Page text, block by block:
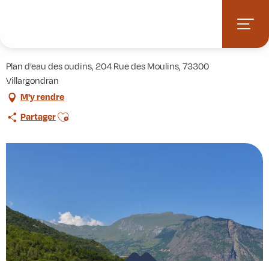
Plan d’eau des oudins, 204 Rue des Moulins, 73300
Villargondran
M'y rendre
PartagerAjouter aux favoris